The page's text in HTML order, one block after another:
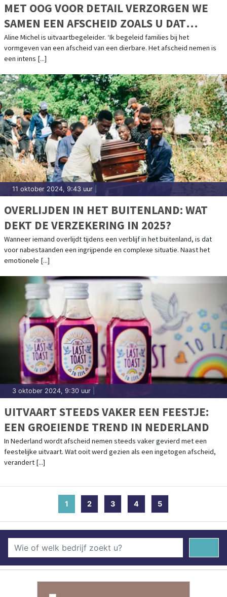
MET OOG VOOR DETAIL VERZORGEN WE
SAMEN EEN AFSCHEID ZOALS U DAT
WENST
Aline Michel is uitvaartbegeleider. ‘Ik begeleid families bij het
vormgeven van een afscheid van een dierbare. Het afscheid nemen is
een intens [...]
11 oktober 2024, 9:43 uur
OVERLIJDEN IN HET BUITENLAND: WAT
DEKT DE VERZEKERING IN 2025?
Wanneer iemand overlijdt tijdens een verblijf in het buitenland, is dat
voor nabestaanden een ingrijpende en complexe situatie. Naast het
emotionele [...]
3 oktober 2024, 9:30 uur
UITVAART STEEDS VAKER EEN FEESTJE:
EEN GROEIENDE TREND IN NEDERLAND
In Nederland wordt afscheid nemen steeds vaker gevierd met een
feestelijke uitvaart. Wat ooit werd gezien als een ingetogen afscheid,
verandert [...]
1 (current)
2 3 4 5